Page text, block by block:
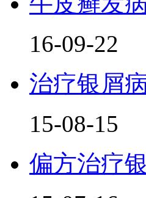
16-09-22
治疗银屑
15-08-15
偏方治疗